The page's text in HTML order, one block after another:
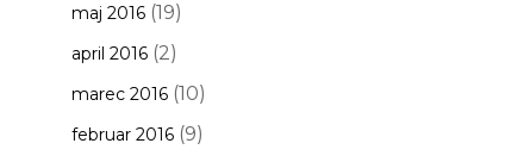
maj 2016(19)
april 2016(2)
marec 2016(10)
februar 2016(9)